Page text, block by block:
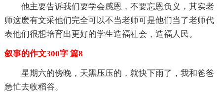
他主要告诉我们要学会感恩，不要忘恩负义，其实老
师这麽有文采他们完全可以不当老师可是他们当了老师代
表他们很想培育出更好的学生造福社会，造福人民。
叙事的作文300字 篇8
星期六的傍晚，天黑压压的，就快下雨了，我和爸爸
急忙去收稻谷。